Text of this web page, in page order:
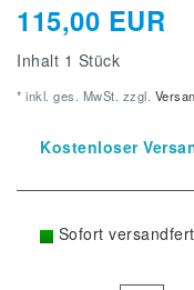
115,00 EUR
Inhalt 1 Stück
* inkl. ges. MwSt. zzgl.
Kostenloser
Sofort